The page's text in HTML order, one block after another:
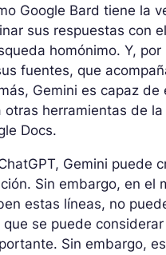
Google Bard tiene la
sus respuestas con
homónimo. Y,
fuentes, que
Gemini es capaz de
otras herramientas de
Docs.
Gemini puede
Sin embargo, en el
estas líneas, no
que se puede
Sin embargo,